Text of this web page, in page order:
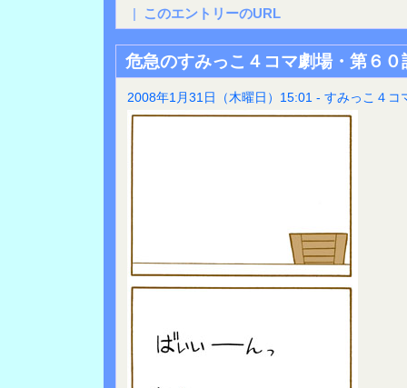
| このエントリーのURL
危急のすみっこ４コマ劇場・第６
2008年1月31日（木曜日）15:01 - すみっこ４コ